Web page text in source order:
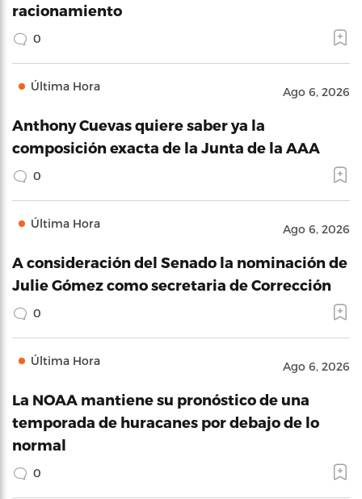
racionamiento
0
Última Hora Ago 6, 2026
Anthony Cuevas quiere saber ya la
composición exacta de la Junta de la AAA
0
Última Hora Ago 6, 2026
A consideración del Senado la nominación de
Julie Gómez como secretaria de Corrección
0
Última Hora Ago 6, 2026
La NOAA mantiene su pronóstico de una
temporada de huracanes por debajo de lo
normal
0